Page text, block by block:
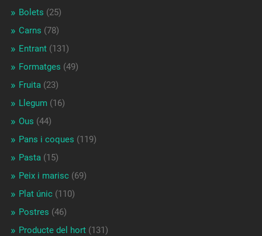
Bolets (25)
Carns (78)
Entrant(131)
Formatges (49)
Fruita(23)
Llegum (16)
Ous (44)
Pans i coques (119)
Pasta(15)
Peix i marisc(69)
Plat únic(110)
Postres (46)
Producte del hort(131)